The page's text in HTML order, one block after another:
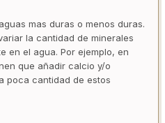
mas duras o menos duras.
la cantidad de minerales
en el agua. Por ejemplo, en
que añadir calcio y/o
poca cantidad de estos